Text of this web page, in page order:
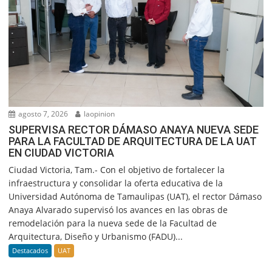
agosto 7, 2026 laopinion
SUPERVISA RECTOR DÁMASO ANAYA NUEVA SEDE
PARA LA FACULTAD DE ARQUITECTURA DE LA UAT
EN CIUDAD VICTORIA
Ciudad Victoria, Tam.- Con el objetivo de fortalecer la
infraestructura y consolidar la oferta educativa de la
Universidad Autónoma de Tamaulipas (UAT), el rector Dámaso
Anaya Alvarado supervisó los avances en las obras de
remodelación para la nueva sede de la Facultad de
Arquitectura, Diseño y Urbanismo (FADU)...
Destacados UAT